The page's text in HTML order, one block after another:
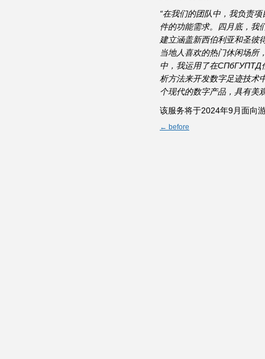
“在我们的团队中，我负责
件的功能需求。四月底，
建立涵盖新西伯利亚和圣彼
当地人喜欢的热门休闲场所
中，我运用了在СПбГУПТД
析方法来开发数字足迹技术
个现代的数字产品，具有美
该服务将于2024年9月面向
← before